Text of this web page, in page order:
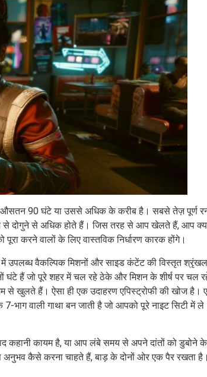
औसतन 90 घंटे या उससे अधिक के करीब है। सबसे तेज़ पूर्ण
दोगुने से अधिक होते हैं। जिस तरह से आप खेलते हैं, आप
करने वालों के लिए वास्तविक निर्धारण कारक होंगे।
वैकल्पिक मिशनों और साइड कंटेंट की विस्तृत
हैं जो पूरे शहर में चल रहे ठेके और मिशन के शीर्ष पर चल
से खुलते हैं। ऐसा ही एक उदाहरण एपिस्ट्रोफी की खोज है।
भाग वाली गाथा बन जाती है जो आपको पूरे नाइट सिटी में ले
कहानी कायम है, या आप लंबे समय से अपने दांतों को डुबोने के
अनुभव कैसे करना चाहते हैं, बाड़ के दोनों ओर एक पैर रखता है।